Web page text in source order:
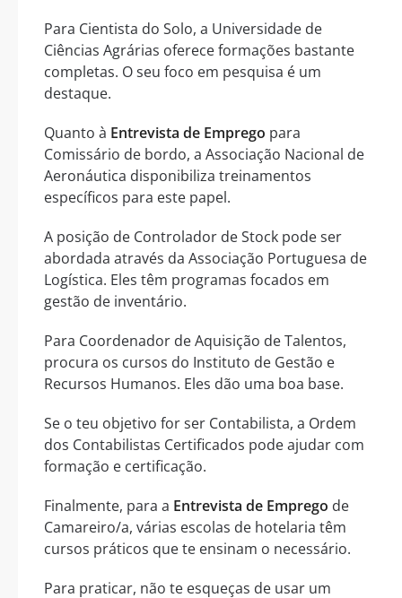
Para Cientista do Solo, a Universidade de
Ciências Agrárias oferece formações bastante
completas. O seu foco em pesquisa é um
destaque.
Quanto à Entrevista de Emprego para
Comissário de bordo, a Associação Nacional de
Aeronáutica disponibiliza treinamentos
específicos para este papel.
A posição de Controlador de Stock pode ser
abordada através da Associação Portuguesa de
Logística. Eles têm programas focados em
gestão de inventário.
Para Coordenador de Aquisição de Talentos,
procura os cursos do Instituto de Gestão e
Recursos Humanos. Eles dão uma boa base.
Se o teu objetivo for ser Contabilista, a Ordem
dos Contabilistas Certificados pode ajudar com
formação e certificação.
Finalmente, para a Entrevista de Emprego de
Camareiro/a, várias escolas de hotelaria têm
cursos práticos que te ensinam o necessário.
Para praticar, não te esqueças de usar um